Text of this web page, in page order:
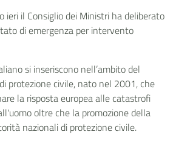
ieri il Consiglio dei Ministri ha deliberato
di emergenza per intervento
si inseriscono nell’ambito del
protezione civile, nato nel 2001, che
la risposta europea alle catastrofi
oltre che la promozione della
nazionali di protezione civile.